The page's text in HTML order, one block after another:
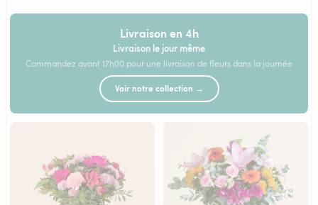
Livraison en 4h
Livraison le jour même
Commandez avant 17h00 pour une livraison de fleurs dans la journée
Voir notre collection →